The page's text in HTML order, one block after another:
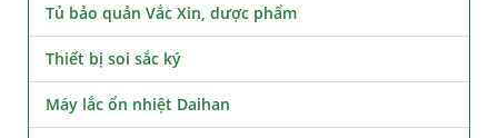
Tủ bảo quản Vắc Xin, dược phẩm
Thiết bị soi sắc ký
Máy lắc ổn nhiệt Daihan